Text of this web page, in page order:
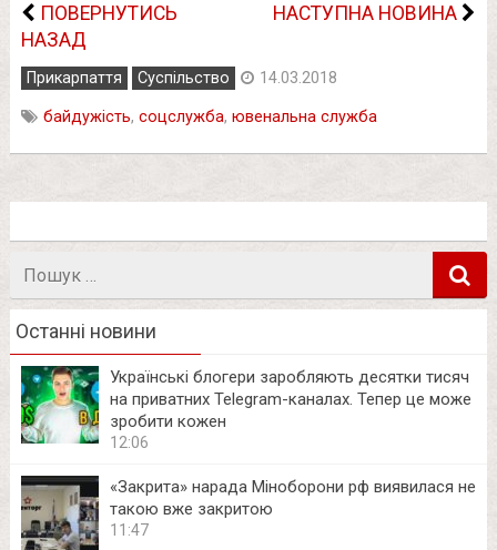
ПОВЕРНУТИСЬ
НАЗАД
НАСТУПНА НОВИНА
Прикарпаття Суспільство 14.03.2018
байдужість, соцслужба, ювенальна служба
Останні новини
Українські блогери заробляють десятки тисяч
на приватних Telegram-каналах. Тепер це може
зробити кожен
12:06
«Закрита» нарада Міноборони рф виявилася не
такою вже закритою
11:47